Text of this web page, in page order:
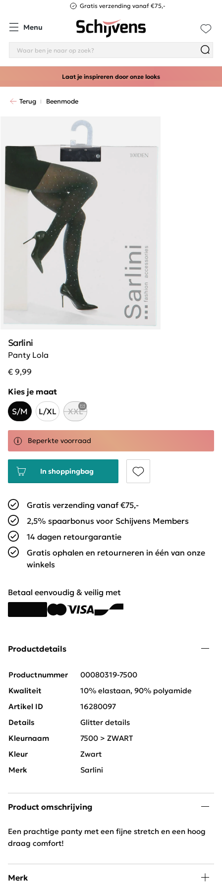
Gratis verzending vanaf €75,-
Menu
Laat je inspireren door onze looks
Terug Beenmode
Panty Lola
Sarlini
€ 9,99
Kies je maat
S/M
L/XL XXL
Beperkte voorraad
In shoppingbag
Gratis verzending vanaf €75,-
2,5% spaarbonus voor Schijvens Members
14 dagen retourgarantie
Gratis ophalen en retourneren in één van onze
winkels
Betaal eenvoudig & veilig met
Productdetails
Productnummer
00080319-7500
Kwaliteit
10% elastaan, 90% polyamide
Artikel ID
16280097
Details
Glitter details
Kleurnaam
7500 > ZWART
Kleur
Zwart
Merk
Sarlini
Product omschrijving
Een prachtige panty met een fijne stretch en een hoog
draag comfort!
Merk